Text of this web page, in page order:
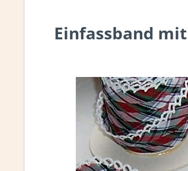
Einfassband